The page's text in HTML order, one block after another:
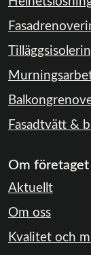
Fasadtvätt &
Om företaget
Aktuellt
Om oss
Kvalitet och